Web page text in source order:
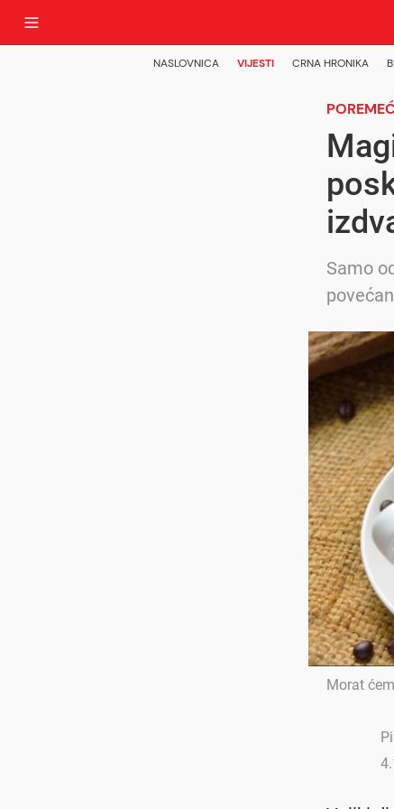
NASLOVNICA VIJESTI CRNA HRONIKA
Samo
Morat